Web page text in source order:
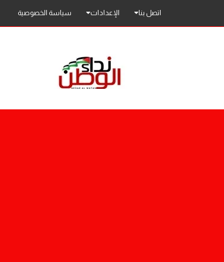
اتصل بنا الإعدادات سياسة الخصوصية